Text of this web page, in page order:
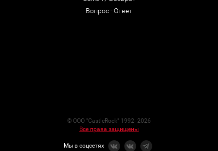
Вопрос - Ответ
© ООО "CastleRock" 1992- 2026
Все права защищены
Мы в соцсетях